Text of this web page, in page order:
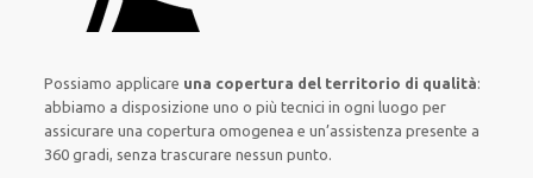
Possiamo applicare una copertura del territorio di qualità:
abbiamo a disposizione uno o piùtecnici in ogni luogo per
assicurare una coperturaomogenea e un’assistenza presente a
360 gradi, senzatrascurarenessun punto.